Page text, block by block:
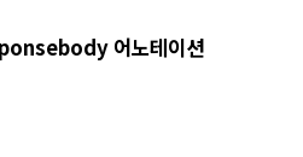
어노테이션